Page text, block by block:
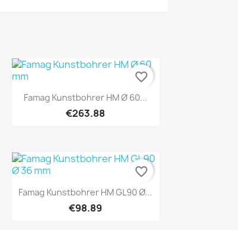
Quick view
Famag Kunstbohrer HM Ø 60...
€263.88
favorite_border
Quick view
Famag Kunstbohrer HM GL90 Ø...
€98.89
favorite_border